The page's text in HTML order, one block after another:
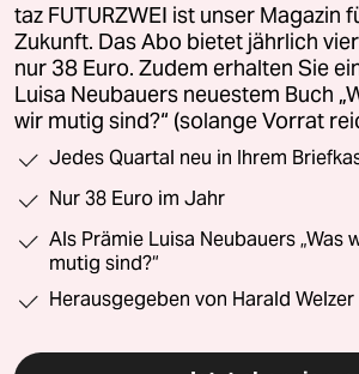
taz FUTURZWEI ist unser Magazin
Zukunft. Das Abo bietet jährlich
nur 38 Euro. Zudem erhalten Sie
Luisa Neubauers neuestem Buch
wir mutig sind?“ (solange Vorrat
Jedes Quartal neu in Ihrem
Nur 38 Euro im Jahr
Als Prämie Luisa Neubauers „Was
mutig sind?“
Herausgegeben von Harald Welzer